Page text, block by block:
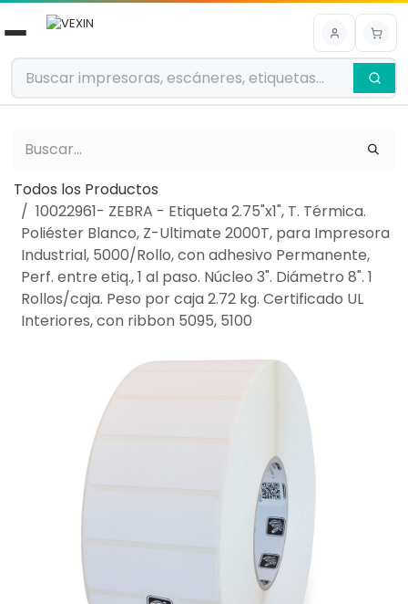
Ir al contenido
Todos los Productos
10022961- ZEBRA - Etiqueta 2.75"x1", T. Térmica.
Poliéster Blanco, Z-Ultimate 2000T, para Impresora
Industrial, 5000/Rollo, con adhesivo Permanente,
Perf. entre etiq., 1 al paso. Núcleo 3". Diámetro 8". 1
Rollos/caja. Peso por caja 2.72 kg. Certificado UL
Interiores, con ribbon 5095, 5100